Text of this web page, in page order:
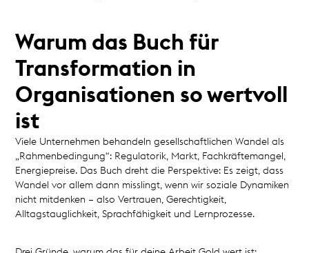
Warum das Buch für
Transformation in
Organisationen so wertvoll
ist
Viele Unternehmen behandeln gesellschaftlichen Wandel als
„Rahmenbedingung“: Regulatorik, Markt, Fachkräftemangel,
Energiepreise. Das Buch dreht die Perspektive: Es zeigt, dass
Wandel vor allem dann misslingt, wenn wir soziale Dynamiken
nicht mitdenken – also Vertrauen, Gerechtigkeit,
Alltagstauglichkeit, Sprachfähigkeit und Lernprozesse.